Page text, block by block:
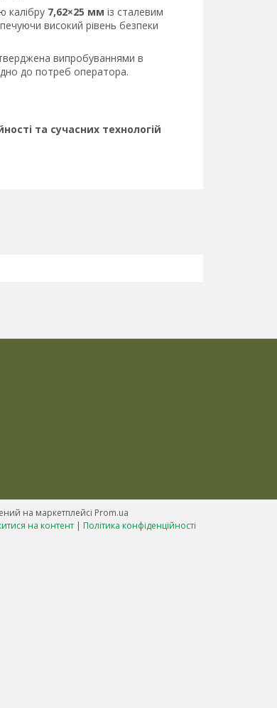
калібру 7,62×25 мм із сталевим
високий рівень безпеки
випробуваннями в
до потреб оператора.
та сучасних технологій
на маркетплейсі Prom.ua
на контент | Політика конфіденційності